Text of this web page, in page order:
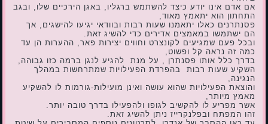
אם אדם אינו יודע כיצד להשתמש ברגליו, באגן הירכיים שלו, ובגב
התחתון הוא יתאמץ מאוד,
פסנתרנים כאלו יתאמנו שעות רבות ובוודאי יגיעו להישגים, אך
הם ישתמשו במאמצים אדירים כדי להשיג זאת.
ובכל פעם שמגיעים לקונצרט וחווים יצירות פאר, ההערות הן עד
כמה זה נראה קל ופשוט,
בדרך כלל אותו פסנתרן , על מנת להגיע לנגן ברמה כזו גבוהה,
השקיע שעות רבות בהפרדת הפעילויות שמתרחשות במהלך
הנגינה,
והוצאת הפעילויות שהוא עושה ואינן מועילות-גורמות לו להשקיע
מאמץ מיותר,
אשר מפריע לו להקשיב לגופו ולהפעילו בדרך טובה יותר.
זהו המפתח ובפלנקרייז ניתן להשיג זאת.